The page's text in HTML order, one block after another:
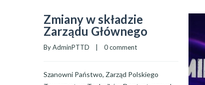
Zmiany w składzie
Zarządu Głównego
By AdminPTTD 0 comment
Szanowni Państwo, Zarząd Polskiego